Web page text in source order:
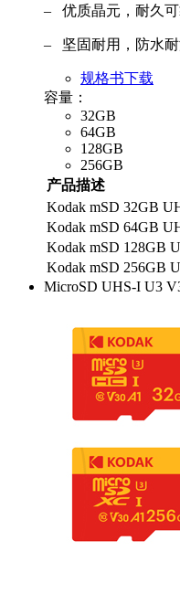
– 优质晶元，耐久
– 坚固耐用，防水
规格书下载
容量：
32GB
64GB
128GB
256GB
产品描述
Kodak mSD 32GB
Kodak mSD 64GB
Kodak mSD 128GB
Kodak mSD 256GB
MicroSD UHS-I U3